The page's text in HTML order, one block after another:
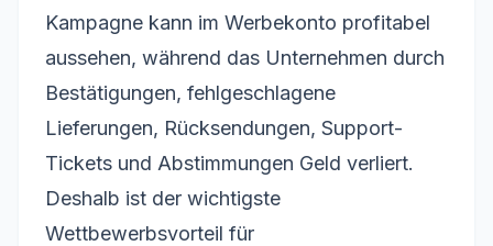
Kampagne kann im Werbekonto profitabel
aussehen, während das Unternehmen durch
Bestätigungen, fehlgeschlagene
Lieferungen, Rücksendungen, Support-
Tickets und Abstimmungen Geld verliert.
Deshalb ist der wichtigste
Wettbewerbsvorteil für